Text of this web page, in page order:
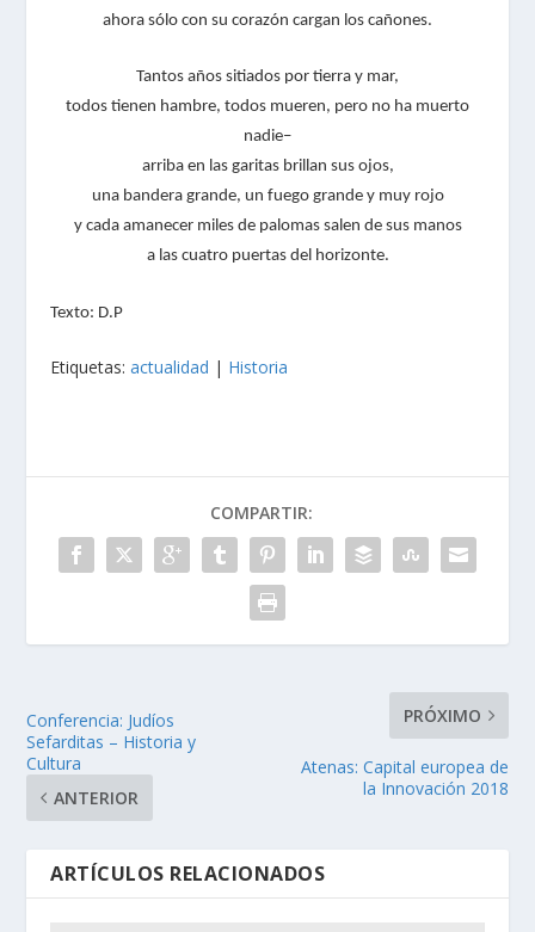
ahora sólo con su corazón cargan los cañones.
Tantos años sitiados por tierra y mar,
todos tienen hambre, todos mueren, pero no ha muerto
nadie–
arriba en las garitas brillan sus ojos,
una bandera grande, un fuego grande y muy rojo
y cada amanecer miles de palomas salen de sus manos
a las cuatro puertas del horizonte.
Texto: D.P
Etiquetas:actualidad | Historia
COMPARTIR:
Conferencia: Judíos
Sefarditas – Ηistoria y
Cultura
ANTERIOR
PRÓXIMO
Atenas: Capital europea de
la Innovación 2018
ARTÍCULOS RELACIONADOS